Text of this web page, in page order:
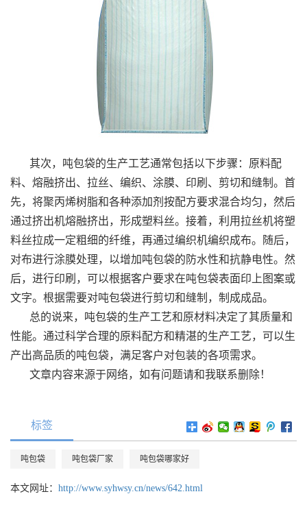
其次，吨包袋的生产工艺通常包括以下步骤：原料配
料、熔融挤出、拉丝、编织、涂膜、印刷、剪切和缝制。首
先，将聚丙烯树脂和各种添加剂按配方要求混合均匀，然后
通过挤出机熔融挤出，形成塑料丝。接着，利用拉丝机将塑
料丝拉成一定粗细的纤维，再通过编织机编织成布。随后，
对布进行涂膜处理，以增加吨包袋的防水性和抗静电性。然
后，进行印刷，可以根据客户要求在吨包袋表面印上图案或
文字。根据需要对吨包袋进行剪切和缝制，制成成品。
总的说来，吨包袋的生产工艺和原材料决定了其质量和
性能。通过科学合理的原料配方和精湛的生产工艺，可以生
产出高品质的吨包袋，满足客户对包装的各项需求。
文章内容来源于网络，如有问题请和我联系删除！
标签
吨包袋 吨包袋厂家 吨包袋哪家好
本文网址： http://www.syhwsy.cn/news/642.html